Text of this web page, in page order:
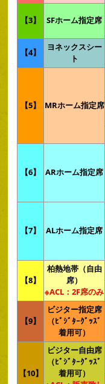
【3】 SFホーム指定席
【4】
ヨネックスシー
ト
【5】 MRホーム指定席
【6】 ARホーム指定席
【7】 ALホーム指定席
【8】
柏熱地帯（自由
席）
※ACL：2F席のみ
【9】
ビジター指定席
（ﾋﾞｼﾞﾀｰｸﾞｯｽﾞ
着用可）
【10】
ビジター自由席
（ﾋﾞｼﾞﾀｰｸﾞｯｽﾞ
着用可）